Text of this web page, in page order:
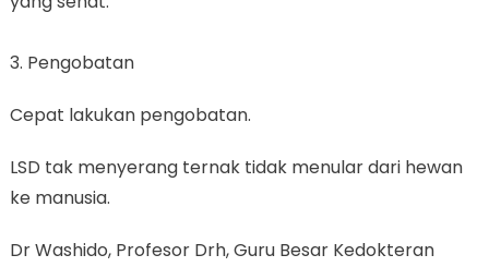
3. Pengobatan
Cepat lakukan pengobatan.
LSD tak menyerang ternak tidak menular dari hewan
ke manusia.
Dr Washido, Profesor Drh, Guru Besar Kedokteran